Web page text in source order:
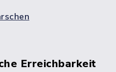
Erreichbarkeit